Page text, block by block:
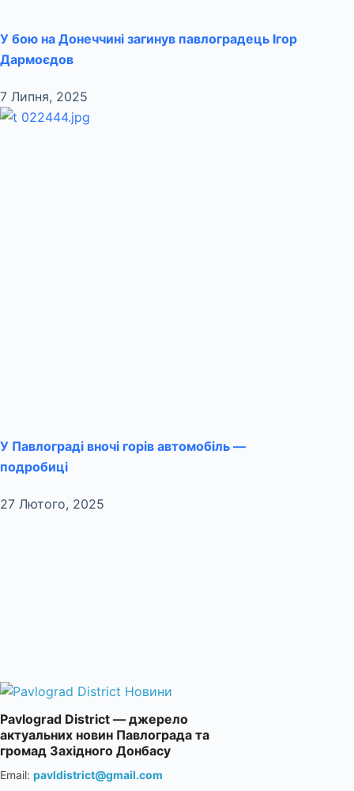
У бою на Донеччині загинув павлоградець Ігор
Дармоєдов
7 Липня, 2025
У Павлограді вночі горів автомобіль —
подробиці
27 Лютого, 2025
Pavlograd District — джерело
актуальних новин Павлограда та
громад Західного Донбасу
Email: pavldistrict@gmail.com